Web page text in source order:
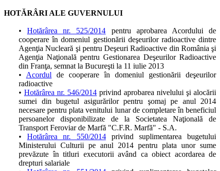
HOTĂRÂRI ALE GUVERNULUI
•Hotărârea nr. 525/2014 pentru aprobarea Acordului de
cooperare în domeniul gestionării deşeurilor radioactive dintre
Agenţia Nucleară şi pentru Deşeuri Radioactive din România şi
Agenţia Naţională pentru Gestionarea Deşeurilor Radioactive
din Franţa, semnat la Bucureşti la 11 iulie 2013
• Acordul de cooperare în domeniul gestionării deşeurilor
radioactive
• Hotărârea nr. 546/2014 privind aprobarea nivelului şi alocării
sumei din bugetul asigurărilor pentru şomaj pe anul 2014
necesare pentru plata venitului lunar de completare în beneficiul
persoanelor disponibilizate de la Societatea Naţională de
Transport Feroviar de Marfă "C.F.R. Marfă" - S.A.
•Hotărârea nr. 550/2014privind suplimentarea bugetului
Ministerului Culturii pe anul 2014 pentru plata unor sume
prevăzute în titluri executorii având ca obiect acordarea de
drepturi salariale